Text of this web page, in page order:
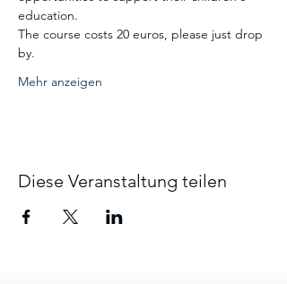
education.
The course costs 20 euros, please just drop
by.
Mehr anzeigen
Diese Veranstaltung teilen